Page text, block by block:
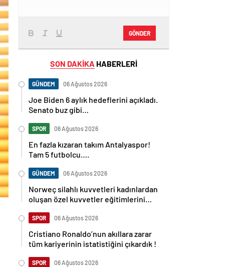
GÖNDER
SON DAKİKA HABERLERİ
GÜNDEM 06 Ağustos 2026
Joe Biden 6 aylık hedeflerini açıkladı.
Senato buz gibi…
SPOR 06 Ağustos 2026
En fazla kızaran takım Antalyaspor!
Tam 5 futbolcu….
GÜNDEM 06 Ağustos 2026
Norweç silahlı kuvvetleri kadınlardan
oluşan özel kuvvetler eğitimlerini
SPOR 06 Ağustos 2026
Cristiano Ronaldo’nun akıllara zarar
tüm kariyerinin istatistiğini çıkardık !
SPOR 06 Ağustos 2026